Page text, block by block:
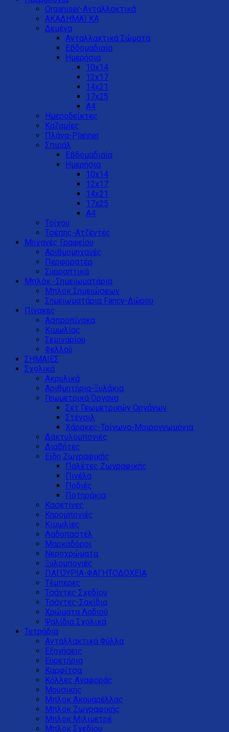
Organiser-Ανταλλακτικά
ΑΚΑΔΗΜΑΊ΄ΚΑ
Δεμένα
Ανταλλακτικά Σώματα
Εβδομαδιαία
Ημερήσια
10x14
12x17
14x21
17x25
Α4
Ημεροδείκτες
Καζαμίες
Πλάνα-Planner
Σπιράλ
Εβδομαδιαία
Ημερήσια
10x14
12x17
14x21
17x25
Α4
Τοίχου
Τσέπης-Ατζέντες
Μηχανές Γραφείου
Αριθμομηχανές
Περφορατέρ
Συρραπτικά
Μπλόκ -Σημειωματάρια
Μπλοκ Σημειώσεων
Σημειωματάρια Fancy-Δώρου
Πίνακες
Ασπροπίνακα
Κιμωλίας
Σεμιναρίου
Φελλού
ΣΗΜΑΙΕΣ
Σχολικά
Ακρυλικά
Αριθμητήρια-Ξυλάκια
Γεωμετρικά Όργανα
Σετ Γεωμετρικών Οργάνων
Στένσιλ
Χάρακες-Τρίγωνα-Μοιρογνωμόνια
Δακτυλομπογιές
Διαβήτες
Είδη Ζωγραφικής
Παλέτες Ζωγραφικής
Πινέλα
Ποδιές
Ποτηράκια
Κασετίνες
Κηρομπογιές
Κιμωλίες
Λαδοπαστέλ
Μαρκαδόροι
Νεροχρώματα
Ξυλομπογιές
ΠΑΓΟΥΡΙΑ-ΦΑΓΗΤΟΔΟΧΕΙΑ
Τέμπερες
Τσάντες Σχεδίου
Τσάντες-Σακίδια
Χρώματα Λαδιού
Ψαλίδια Σχολικά
Τετράδια
Ανταλλακτικά Φύλλα
Εξηγήσεις
Ευρετήρια
Καρφίτσα
Κόλλες Αναφοράς
Μουσικής
Μπλοκ Ακουαρέλλας
Μπλοκ Ζωγραφικής
Μπλοκ Μιλιμετρέ
Μπλοκ Σχεδίου